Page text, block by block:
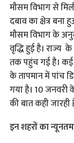
मौसम विभाग से
दबाव का क्षेत्र
मौसम विभाग के
वृद्धि हुई है। राज्य
तक पहुंच गई है। कई
के तापमान में पांच
गया है। 10 जनवरी
की बात कही जारही
इन शहरों का